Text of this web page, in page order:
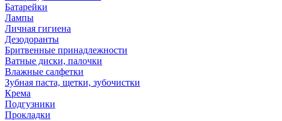
Батарейки
Лампы
Личная гигиена
Дезодоранты
Бритвенные принадлежности
Ватные диски, палочки
Влажные салфетки
Зубная паста, щетки, зубочистки
Крема
Подгузники
Прокладки